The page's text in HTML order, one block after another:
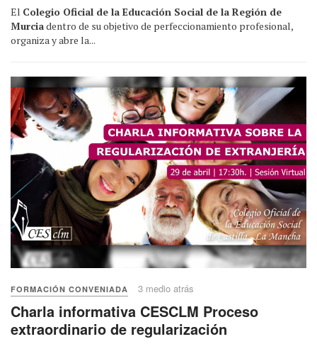
El Colegio Oficial de la Educación Social de la Región de
Murciadentro de su objetivo de perfeccionamiento profesional,
organiza y abre la...
FORMACIÓN CONVENIADA 3 medio atrás
Charla informativa CESCLM Proceso
extraordinario de regularización